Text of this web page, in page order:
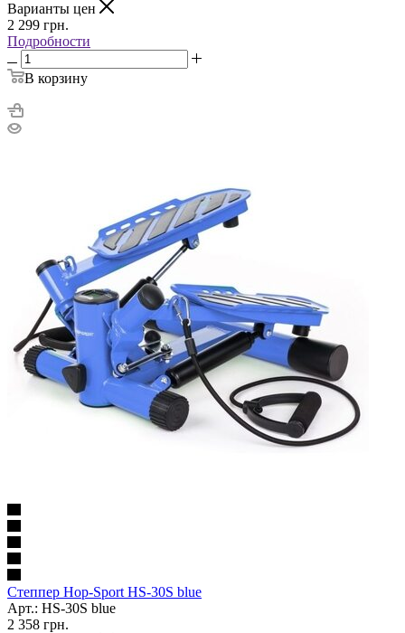
Варианты цен
2 299 грн.
Подробности
В корзину
Степпер Hop-Sport HS-30S blue
Арт.: HS-30S blue
2 358 грн.